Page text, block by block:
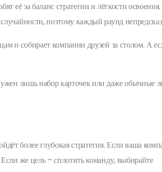
её за баланс стратегии и лёгкости
поэтому каждый раунд
и собирает компании друзей за столом. А
лишь набор карточек или даже обычные
более глубокая стратегия. Если ваша
же цель – сплотить команду, выбирайте